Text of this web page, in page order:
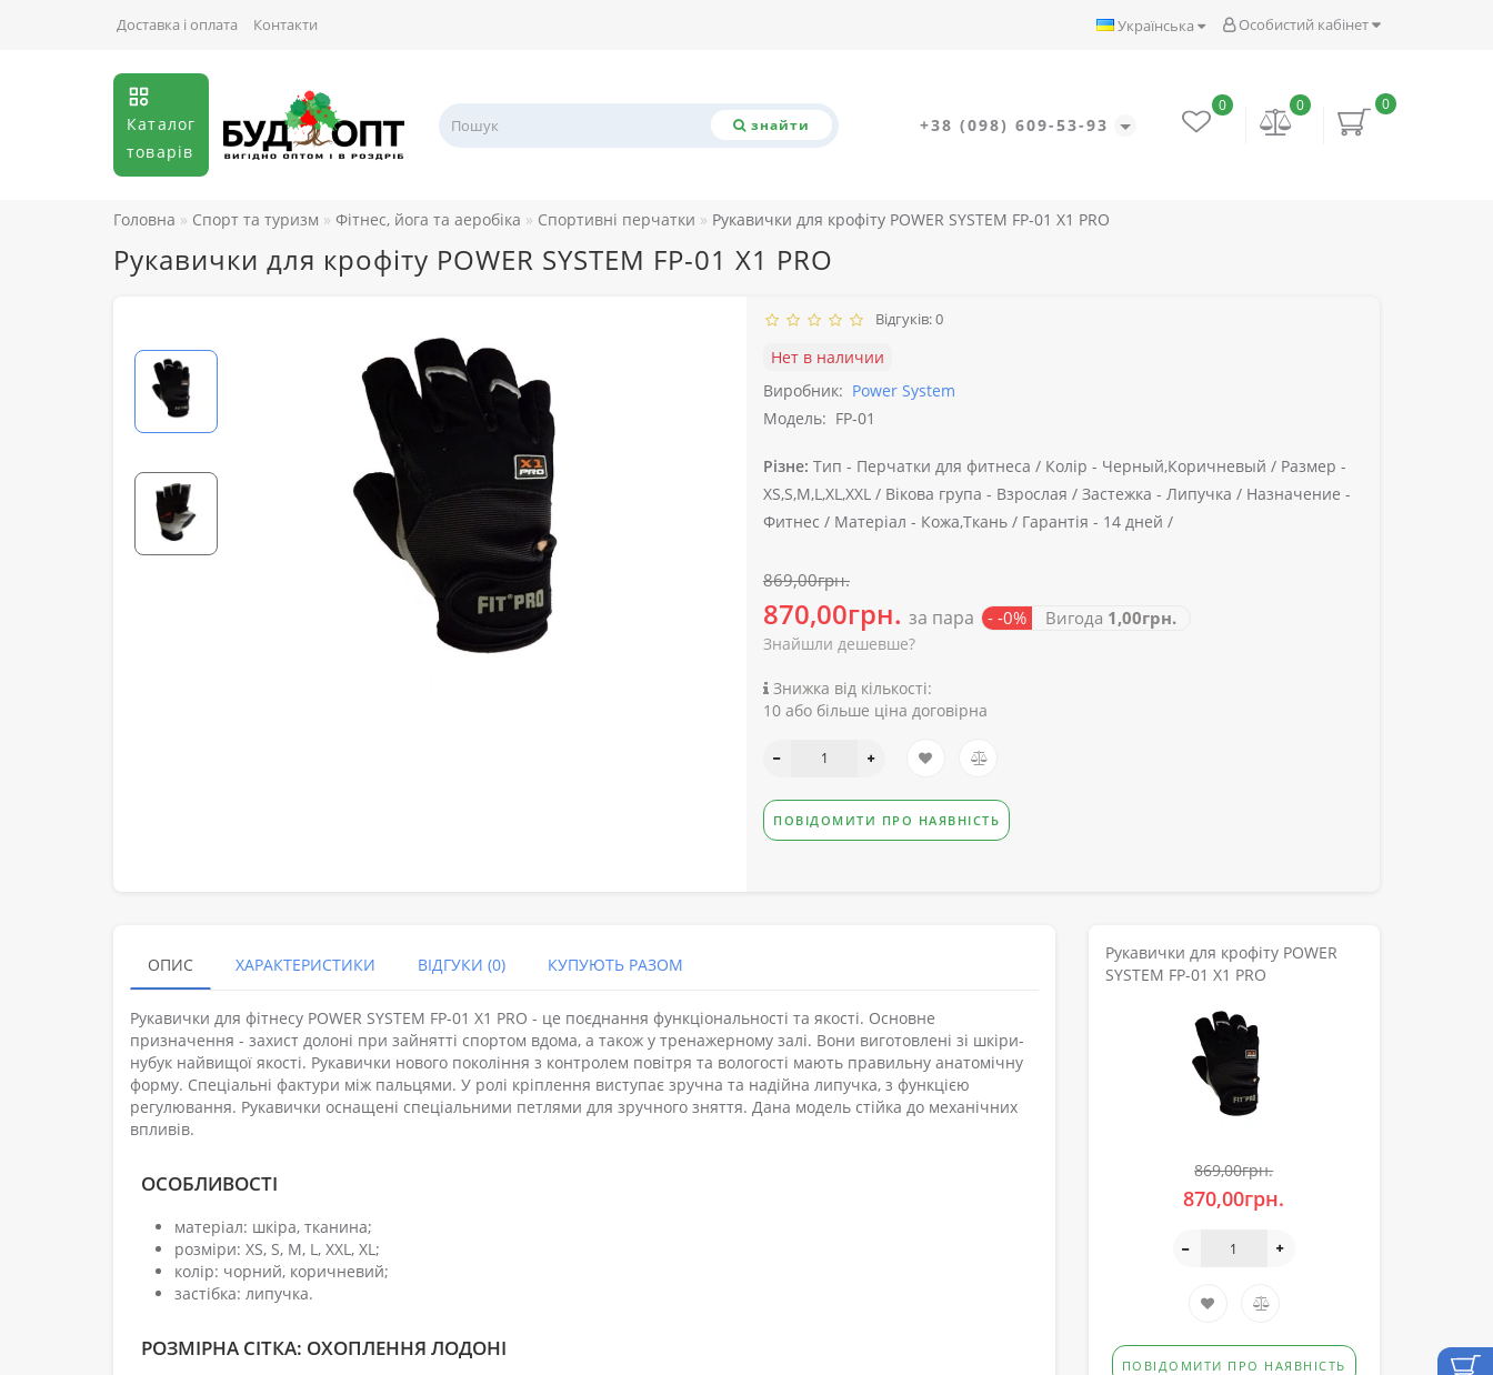
Особистий кабінет
Українська
Доставка і оплата Контакти
Каталог
товарів
знайти +38 (098) 609-53-93
0
0
0
Головна Спорт та туризм Фітнес, йога та аеробіка Спортивні перчатки Рукавички для крофіту POWER SYSTEM FP-01 X1 PRO
Рукавички для крофіту POWER SYSTEM FP-01 X1 PRO
Відгуків: 0
Нет в наличии
Виробник: Power System
Модель: FP-01
Різне: Тип - Перчатки для фитнеса / Колір - Черный,Коричневый / Размер -
XS,S,M,L,XL,XXL / Вікова група - Взрослая / Застежка - Липучка / Назначение -
Фитнес / Матеріал - Кожа,Ткань / Гарантія - 14 дней /
869,00грн.
870,00грн. за пара - -0% Вигода 1,00грн.
Знайшли дешевше?
Знижка від кількості:
10 або більше ціна договірна
ПОВІДОМИТИ ПРО НАЯВНІСТЬ
ОПИС ХАРАКТЕРИСТИКИ ВІДГУКИ (0) КУПУЮТЬ РАЗОМ
Рукавички для фітнесу POWER SYSTEM FP-01 X1 PRO - це поєднання функціональності та якості. Основне
призначення - захист долоні при зайнятті спортом вдома, а також у тренажерному залі. Вони виготовлені зі шкіри-
нубук найвищої якості. Рукавички нового покоління з контролем повітря та вологості мають правильну анатомічну
форму. Спеціальні фактури між пальцями. У ролі кріплення виступає зручна та надійна липучка, з функцією
регулювання. Рукавички оснащені спеціальними петлями для зручного зняття. Дана модель стійка до механічних
впливів.
ОСОБЛИВОСТІ
матеріал: шкіра, тканина;
розміри: XS, S, M, L, XXL, XL;
колір: чорний, коричневий;
застібка: липучка.
РОЗМІРНА СІТКА: ОХОПЛЕННЯ ЛОДОНІ
Рукавички для крофіту POWER
SYSTEM FP-01 X1 PRO
869,00грн.
870,00грн.
ПОВІДОМИТИ ПРО НАЯВНІСТЬ